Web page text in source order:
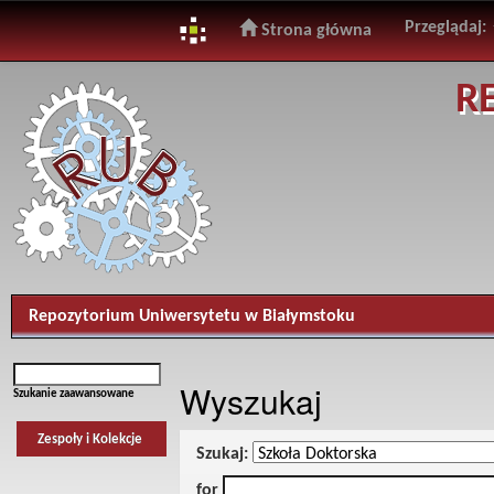
navigation
Strona główna Przeglądaj:
Repozytorium Uniwersytetu w Białymstoku
Szukanie zaawansowane
Zespoły i Kolekcje
Wyszukaj
Szukaj: